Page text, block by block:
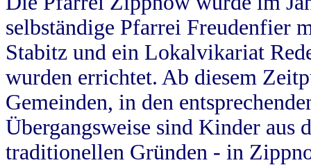
selbständige Pfarrei Freudenfier
Stabitz und ein Lokalvikariat
wurden errichtet. Ab diesem
Gemeinden, in den
Übergangsweise sind Kinder aus
traditionellen Gründen - in